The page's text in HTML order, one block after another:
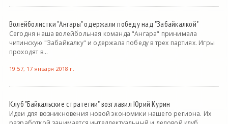
Волейболистки "Ангары" одержали победу над "Забайкалкой"
Сегодня наша волейбольная команда "Ангара" принимала
читинскую "Забайкалку" и одержала победу в трех партиях. Игры
проходят в...
19:57, 17 января 2018 г.
Клуб "Байкальские стратегии" возглавил Юрий Курин
Идеи для возникновения новой экономики нашего региона. Их